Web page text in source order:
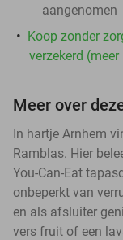
aangenomen
Koop zonder
verzekerd
Meer over
In hartje Arnhem
Ramblas. Hier
You-Can-Eat
onbeperkt van
en als afsluiter
vers fruit of een